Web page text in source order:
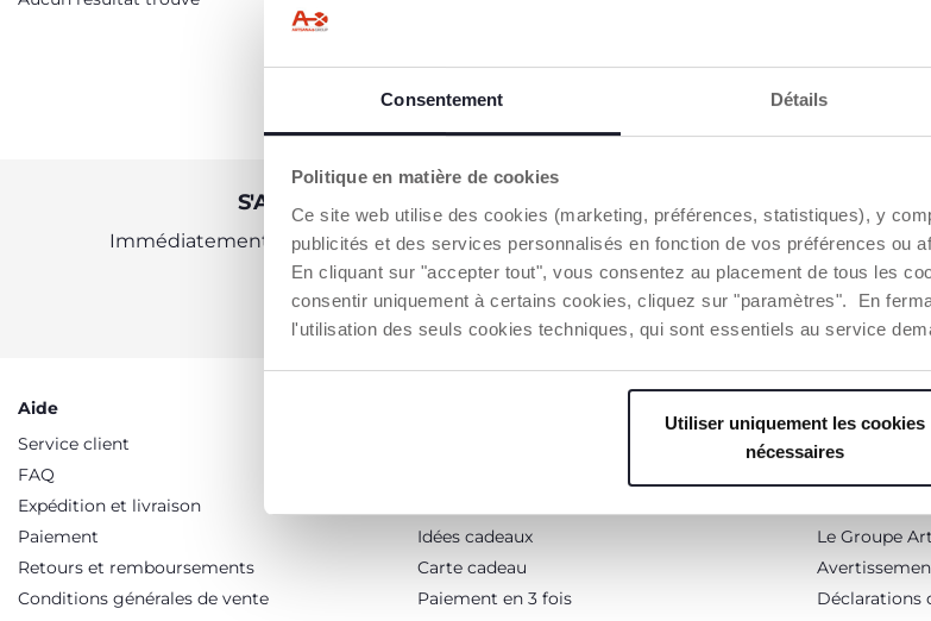
Consentement Détails
Politique en matière de cookies
Ce site web utilise des cookies (marketing, préférences, statistiques), y
publicités et des services personnalisés en fonction de vos préférences ou
En cliquant sur "accepter tout", vous consentez au placement de tous les
consentir uniquement à certains cookies, cliquez sur "paramètres". En
l'utilisation des seuls cookies techniques, qui sont essentiels au service
Utiliser uniquement les cookies
nécessaires
S'ABONNER À LA NEWSLETTER
Immédiatement pour vous un bon de 10 € à dépenser en ligne.
OBTENIR LA RÉDUCTION
Aide
Service client
FAQ
Expédition et livraison
Paiement
Retours et remboursements
Conditions générales de vente
Idées cadeaux
Carte cadeau
Paiement en 3 fois
A propos de
Le Groupe
Déclarations